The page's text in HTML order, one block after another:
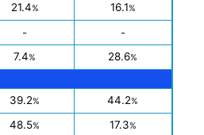
21.4% 16.1%
- -
7.4% 28.6%
39.2% 44.2%
48.5% 17.3%